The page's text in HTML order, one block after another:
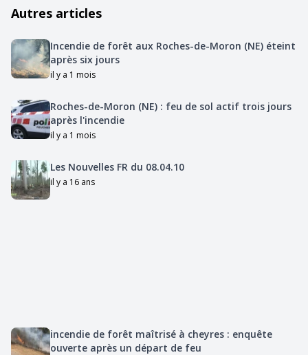
Autres articles
Incendie de forêt aux Roches-de-Moron (NE) éteint
après six jours
il y a 1 mois
Roches-de-Moron (NE) : feu de sol actif trois jours
après l'incendie
il y a 1 mois
Les Nouvelles FR du 08.04.10
il y a 16 ans
incendie de forêt maîtrisé à cheyres : enquête
ouverte après un départ de feu